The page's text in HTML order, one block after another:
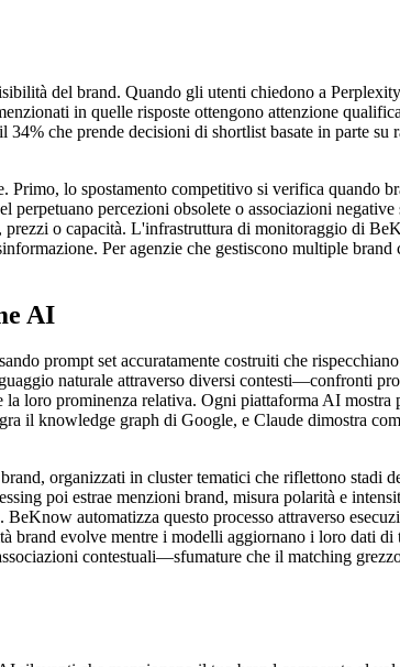
del brand. Quando gli utenti chiedono a
in quelle risposte ottengono attenzione
che prende decisioni di shortlist basate in parte su
lo spostamento competitivo si verifica quando
percezioni obsolete o associazioni negative
o capacità. L'infrastruttura di monitoraggio di
Per agenzie che gestiscono multiple
AI
prompt set accuratamente costruiti che
naturale attraverso diversi contesti—confronti
loro prominenza relativa. Ogni piattaforma AI mostra
il knowledge graph di Google, e Claude dimostra
organizzati in cluster tematici che riflettono stadi
poi estrae menzioni brand, misura polarità e
automatizza questo processo attraverso
brand evolve mentre i modelli aggiornano i loro dati
contestuali—sfumature che il matching